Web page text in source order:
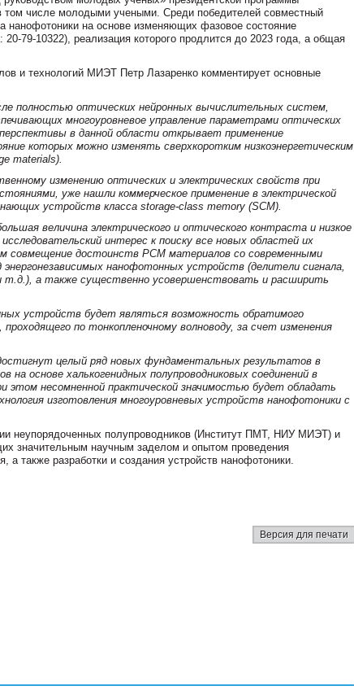
числе молодыми учеными. Среди победителей совместный
нанофотоники на основе изменяющих фазовое состояние
79-10322), реализация которого продлится до 2023 года, а общая
и технологий МИЭТ Петр Лазаренко комментирует основные
полностью оптических нейронных вычислительных систем,
многоуровневое управление параметрами оптических
в данной области открывает применение
которых можно изменять сверхкоротким низкоэнергетическим
materials).
изменению оптических и электрических свойств при
уже нашли коммерческое применение в электрической
устройств класса storage-class memory (SCM).
величина электрического и оптического контраста и низкое
интерес к поиску все новых областей их
совмещение достоинств PCM материалов со современными
нанофотонных устройств (делители сигнала,
а также существенно усовершенствовать и расширить
устройств будет являться возможность обратимого
по тонкопленочному волноводу, за счет изменения
целый ряд новых фундаментальных результатов в
основе халькогенидных полупроводниковых соединений в
этом несомненной практической значимостью будет обладать
изготовления многоуровневых устройств нанофотоники с
неупорядоченных полупроводников (Институт ПМТ, НИУ МИЭТ) и
значительным научным заделом и опытом проведения
также разработки и создания устройств нанофотоники.
Версия для печати